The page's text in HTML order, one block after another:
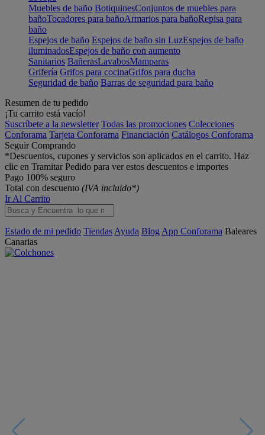
Muebles de baño BotiquinesConjuntos de muebles para
bañoTocadores para bañoArmarios para bañoRepisa para
baño
Espejos de baño Espejos de baño sin LuzEspejos de baño
iluminadosEspejos de baño con aumento
Sanitarios BañerasLavabosMamparas
Grifería Grifos para cocinaGrifos para ducha
Seguridad de baño Barras de seguridad para baño
Resumen de tu pedido
¡Tu carrito está vacío!
Suscríbete a la newsletter Todas las promociones Colecciones
Conforama Tarjeta Conforama Financiación Catálogos Conforama
Seguir Comprando
*Descuentos, cupones y servicios son aplicados en el carrito. Haz
clic en Tramitar Pedido para ver estos descuentos e importes
Pago 100% seguro
Total con descuento (IVA incluido*)
Ir Al Carrito
Estado de mi pedido Tiendas Ayuda Blog App Conforama Baleares
Canarias